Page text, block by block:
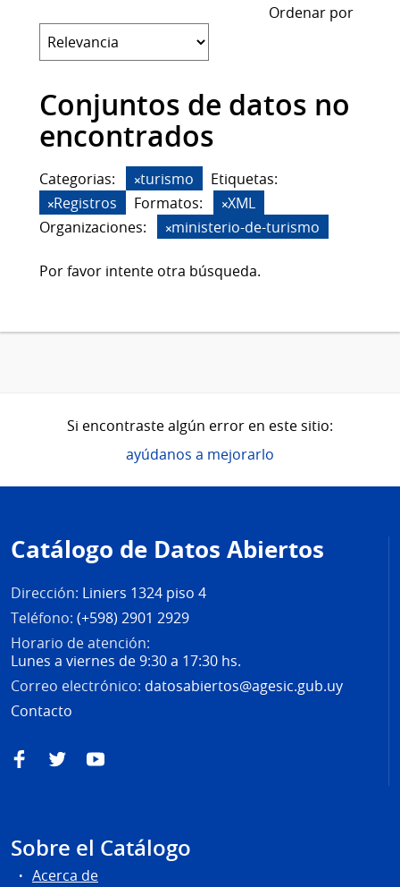
Ordenar por
Conjuntos de datos no
encontrados
Categorias: turismo
Etiquetas:
Registros
Formatos:
XML
Organizaciones:
ministerio-de-turismo
Por favor intente otra búsqueda.
Si encontraste algún error en este sitio:
ayúdanos a mejorarlo
de
página
Catálogo de Datos Abiertos
Dirección: Liniers 1324 piso 4
Teléfono: (+598) 2901 2929
Horario de atención:
Lunes a viernes de 9:30 a 17:30 hs.
Correo electrónico: datosabiertos@agesic.gub.uy
Contacto
FacebookTwitterYouTube
Sobre el Catálogo
Acerca de